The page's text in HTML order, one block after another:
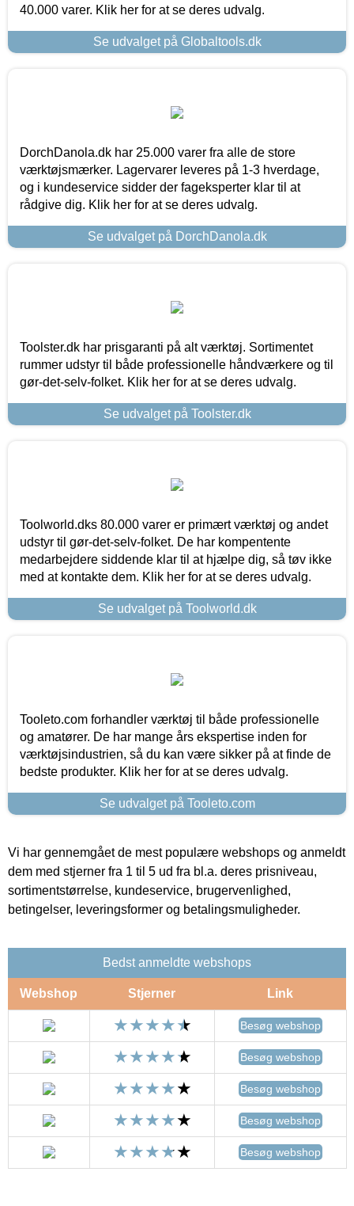
40.000 varer. Klik her for at se deres udvalg.
Se udvalget på Globaltools.dk
DorchDanola.dk har 25.000 varer fra alle de store
værktøjsmærker. Lagervarer leveres på 1-3 hverdage,
og i kundeservice sidder der fageksperter klar til at
rådgive dig. Klik her for at se deres udvalg.
Se udvalget på DorchDanola.dk
Toolster.dk har prisgaranti på alt værktøj. Sortimentet
rummer udstyr til både professionelle håndværkere og til
gør-det-selv-folket. Klik her for at se deres udvalg.
Se udvalget på Toolster.dk
Toolworld.dks 80.000 varer er primært værktøj og andet
udstyr til gør-det-selv-folket. De har kompentente
medarbejdere siddende klar til at hjælpe dig, så tøv ikke
med at kontakte dem. Klik her for at se deres udvalg.
Se udvalget på Toolworld.dk
Tooleto.com forhandler værktøj til både professionelle
og amatører. De har mange års ekspertise inden for
værktøjsindustrien, så du kan være sikker på at finde de
bedste produkter. Klik her for at se deres udvalg.
Se udvalget på Tooleto.com
Vi har gennemgået de mest populære webshops og anmeldt
dem med stjerner fra 1 til 5 ud fra bl.a. deres prisniveau,
sortimentstørrelse, kundeservice, brugervenlighed,
betingelser, leveringsformer og betalingsmuligheder.
Bedst anmeldte webshops
Webshop Stjerner Link
Besøg webshop
Besøg webshop
Besøg webshop
Besøg webshop
Besøg webshop